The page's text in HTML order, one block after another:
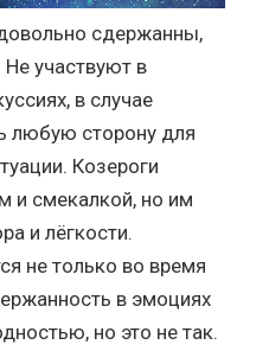
сдержанны,
участвуют в
в случае
любую сторону для
Козероги
и смекалкой, но им
и лёгкости.
не только во время
в эмоциях
но это не так.